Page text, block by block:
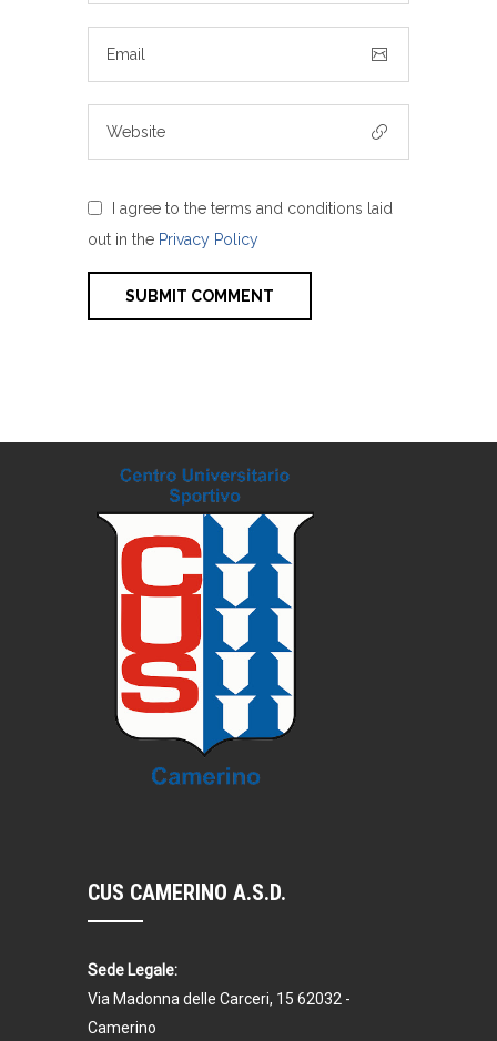
I agree to the terms and conditions laid
out in the Privacy Policy
CUS CAMERINO A.S.D.
Sede Legale:
Via Madonna delle Carceri, 15 62032 -
Camerino